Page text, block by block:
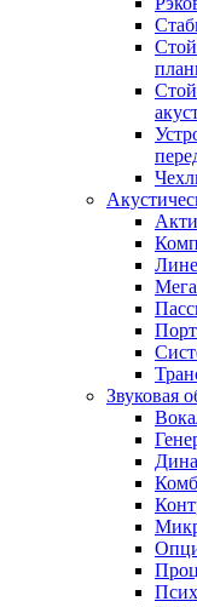
Звуковая